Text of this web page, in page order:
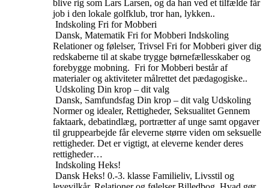
blive rig som Lars Larsen, og da han ved et tilfælde får
job i den lokale golfklub, tror han, lykken..
Indskoling Fri for Mobberi
Dansk, Matematik Fri for Mobberi Indskoling
Relationer og følelser, Trivsel Fri for Mobberi giver dig
redskaberne til at skabe trygge børnefællesskaber og
forebygge mobning. Fri for Mobberi består af
materialer og aktiviteter målrettet det pædagogiske..
Udskoling Din krop – dit valg
Dansk, Samfundsfag Din krop – dit valg Udskoling
Normer og idealer, Rettigheder, Seksualitet Gennem
faktaark, debatindlæg, portrætter af unge samt opgaver
til gruppearbejde får eleverne større viden om seksuelle
rettigheder. Det er vigtigt, at eleverne kender deres
rettigheder…
Indskoling Heks!
Dansk Heks! 0.-3. klasse Familieliv, Livsstil og